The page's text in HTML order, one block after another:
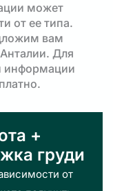
может
от ее типа.
вам
Для
информации
+
груди
от